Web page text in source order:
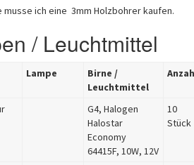
musse ich eine 3mm Holzbohrer kaufen.
/ Leuchtmittel
Lampe
Birne /
Leuchtmittel
G4, Halogen
Halostar
Economy
64415F, 10W, 12V
10
Stück